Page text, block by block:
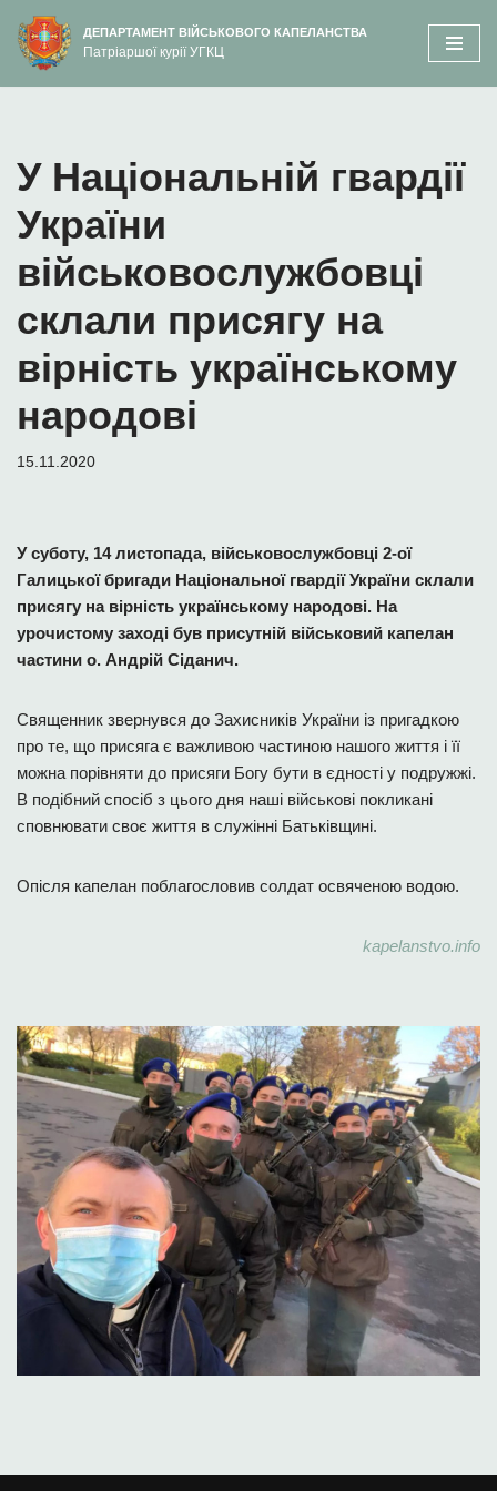
вмісту
Перейти
до
ДЕПАРТАМЕНТ ВІЙСЬКОВОГО КАПЕЛАНСТВА
Патріаршої курії УГКЦ
У Національній гвардії
України
військовослужбовці
склали присягу на
вірність українському
народові
15.11.2020
У суботу, 14 листопада, військовослужбовці 2-ої
Галицької бригади Національної гвардії України склали
присягу на вірність українському народові. На
урочистому заході був присутній військовий капелан
частини о. Андрій Сіданич.
Священник звернувся до Захисників України із пригадкою
про те, що присяга є важливою частиною нашого життя і її
можна порівняти до присяги Богу бути в єдності у подружжі.
В подібний спосіб з цього дня наші військові покликані
сповнювати своє життя в служінні Батьківщині.
Опісля капелан поблагословив солдат освяченою водою.
kapelanstvo.info